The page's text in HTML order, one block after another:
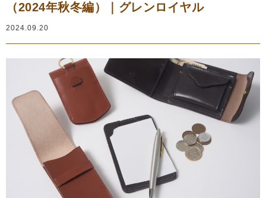
（2024年秋冬編）｜グレンロイヤル
2024.09.20